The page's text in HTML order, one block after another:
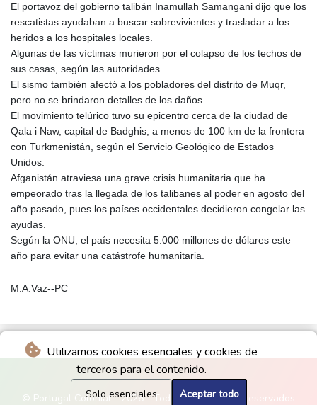
Utilizamos cookies esenciales y cookies de
terceros para el contenido.
Solo esenciales Aceptar todo
El portavoz del gobierno talibán Inamullah Samangani dijo que los
rescatistas ayudaban a buscar sobrevivientes y trasladar a los
heridos a los hospitales locales.
Algunas de las víctimas murieron por el colapso de los techos de
sus casas, según las autoridades.
El sismo también afectó a los pobladores del distrito de Muqr,
pero no se brindaron detalles de los daños.
El movimiento telúrico tuvo su epicentro cerca de la ciudad de
Qala i Naw, capital de Badghis, a menos de 100 km de la frontera
con Turkmenistán, según el Servicio Geológico de Estados
Unidos.
Afganistán atraviesa una grave crisis humanitaria que ha
empeorado tras la llegada de los talibanes al poder en agosto del
año pasado, pues los países occidentales decidieron congelar las
ayudas.
Según la ONU, el país necesita 5.000 millones de dólares este
año para evitar una catástrofe humanitaria.
M.A.Vaz--PC
© Portugal Colonial - 2026 - Todos los derechos reservados